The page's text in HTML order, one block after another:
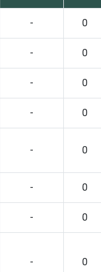
- 0
- 0
- 0
- 0
- 0
- 0
- 0
- 0